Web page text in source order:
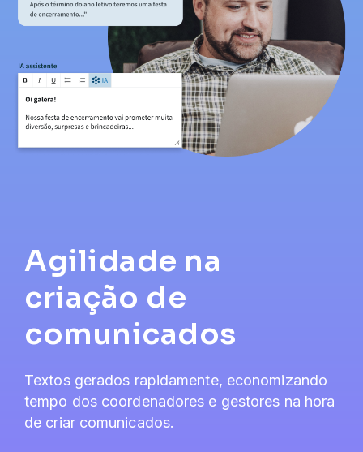
Agilidade na
criação de
comunicados
Textos gerados rapidamente, economizando
tempo dos coordenadores e gestores na hora
de criar comunicados.